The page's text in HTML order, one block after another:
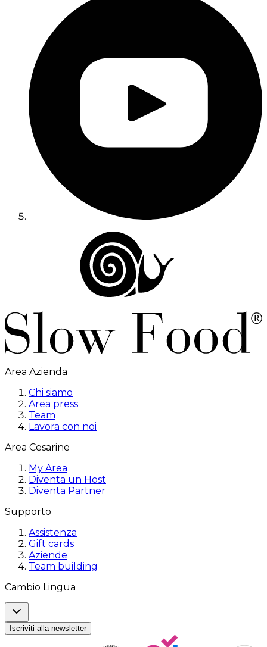
Area Azienda
Chi siamo
Area press
Team
Lavora con noi
Area Cesarine
My Area
Diventa un Host
Diventa Partner
Supporto
Assistenza
Gift cards
Aziende
Team building
Cambio Lingua
Iscriviti alla newsletter